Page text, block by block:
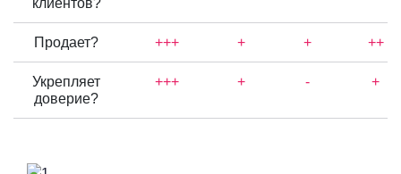
клиентов?
Продает? +++ + + ++
Укрепляет
доверие?
+++ + - +